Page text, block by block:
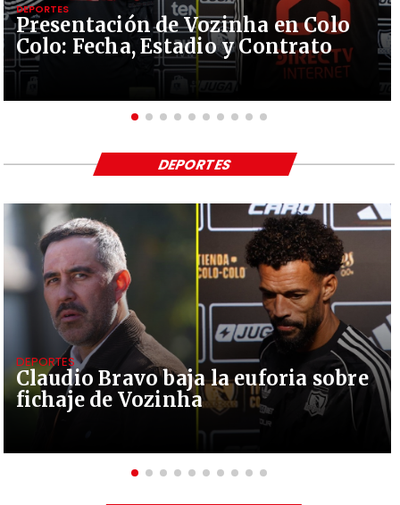
Presentación de Vozinha en Colo
Colo: Fecha, Estadio y Contrato
DEPORTES
Claudio Bravo baja la euforia sobre
fichaje de Vozinha
DEPORTES
DEPORTES